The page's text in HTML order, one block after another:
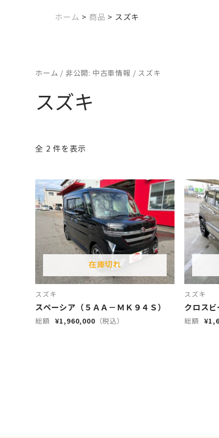
ホーム > 商品 > スズキ
ホーム / 非公開: 中古車情報 / スズキ
スズキ
全 2 件を表示
在庫切れ
スズキ
スペーシア（５ＡＡ－ＭＫ９４Ｓ）
総額 ¥1,960,000（税込）
スズキ
クロス
総額 ¥